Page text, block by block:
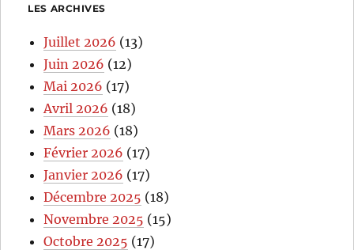
LES ARCHIVES
Juillet 2026 (13)
Juin 2026 (12)
Mai 2026 (17)
Avril 2026 (18)
Mars 2026 (18)
Février 2026 (17)
Janvier 2026 (17)
Décembre 2025 (18)
Novembre 2025 (15)
Octobre 2025 (17)